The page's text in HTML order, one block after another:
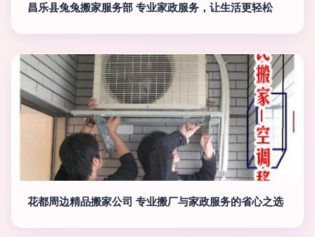
昌乐县兔兔搬家服务部 专业家政服务，让生活更轻松
花都周边精品搬家公司 专业搬厂与家政服务的省心之选